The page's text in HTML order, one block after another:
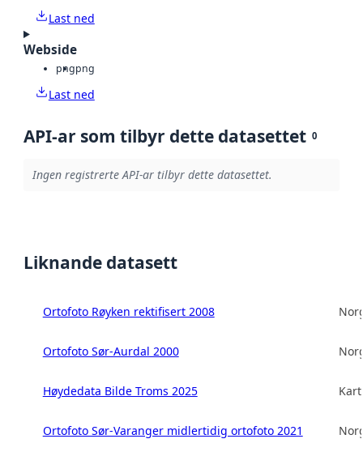
Last ned
Webside
pngpng
Last ned
API-ar som tilbyr dette datasettet 0
Ingen registrerte API-ar tilbyr dette datasettet.
Liknande datasett
Ortofoto Røyken rektifisert 2008
Ortofoto Sør-Aurdal 2000
Høydedata Bilde Troms 2025
Ortofoto Sør-Varanger midlertidig ortofoto 2021